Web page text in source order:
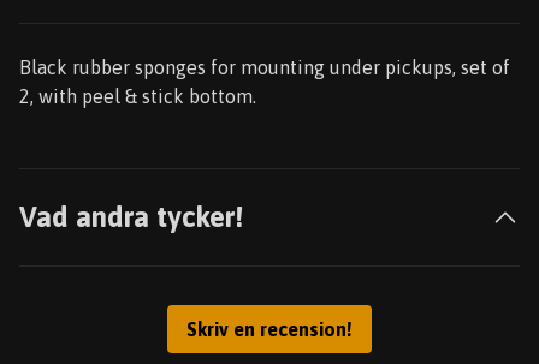
Black rubber sponges for mounting under pickups, set of
2, with peel & stick bottom.
Vad andra tycker!
Skriv en recension!